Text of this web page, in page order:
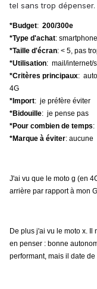
tel sans trop dépenser.
*Budget: 200/300e
*Type d'achat: smartphone
*Taille d'écran: < 5, pas
*Utilisation: mail/internet/
*Critères principaux:
4G
*Import: je préfère éviter
*Bidouille: je pense pas
*Pour combien de temps:
*Marque à éviter: aucune
J'ai vu que le moto g (en
arrière par rapport à mon
De plus j'ai vu le moto x. Il
en penser : bonne
performant, mais il date